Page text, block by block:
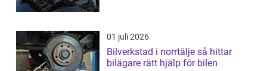
01 juli 2026
Bilverkstad i norrtälje så hittar
bilägare rätt hjälp för bilen